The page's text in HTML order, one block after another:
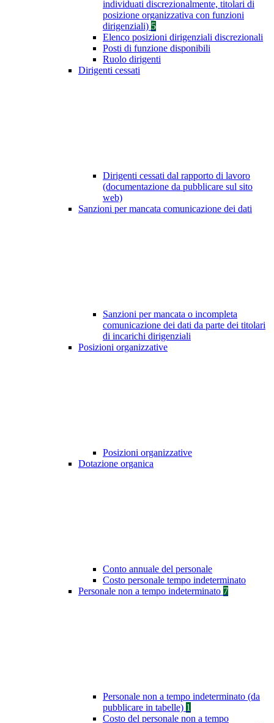
individuati discrezionalmente, titolari di
posizione organizzativa con funzioni
dirigenziali) 5
Elenco posizioni dirigenziali discrezionali
Posti di funzione disponibili
Ruolo dirigenti
Dirigenti cessati
Dirigenti cessati dal rapporto di lavoro
(documentazione da pubblicare sul sito
web)
Sanzioni per mancata comunicazione dei dati
Sanzioni per mancata o incompleta
comunicazione dei dati da parte dei titolari
di incarichi dirigenziali
Posizioni organizzative
Posizioni organizzative
Dotazione organica
Conto annuale del personale
Costo personale tempo indeterminato
Personale non a tempo indeterminato 7
Personale non a tempo indeterminato (da
pubblicare in tabelle) 1
Costo del personale non a tempo